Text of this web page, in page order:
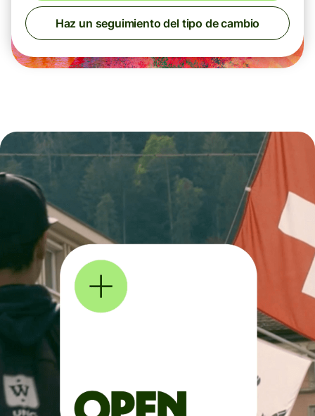
Haz un seguimiento del tipo de cambio